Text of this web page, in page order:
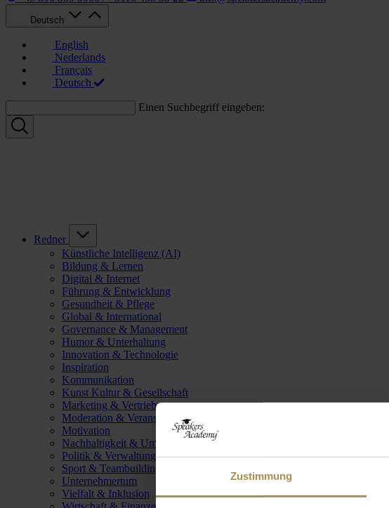
Zustimmung
Deutsch
English
Nederlands
Français
Deutsch
Einen Suchbegriff eingeben:
Redner
Künstliche Intelligenz (AI)
Bildung & Lernen
Digital & Internet
Führung & Entwicklung
Gesundheit & Pflege
Global & International
Governance & Management
Humor & Unterhaltung
Innovation & Technologie
Inspiration
Kommunikation
Kunst Kultur & Gesellschaft
Marketing & Vertrieb
Moderation & Veranstaltungsleitung
Motivation
Nachhaltigkeit & Umwelt
Politik & Verwaltung
Sport & Teambuilding
Unternehmertum
Vielfalt & Inklusion